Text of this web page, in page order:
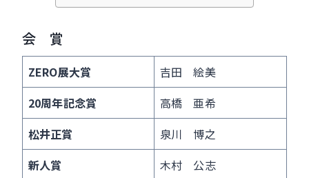
会 賞
ZERO展大賞
吉田 絵美
20周年記念賞
高橋 亜希
松井正賞
泉川 博之
新人賞
木村 公志